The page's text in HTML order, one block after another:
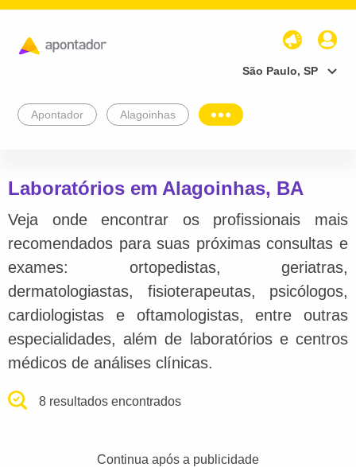
São Paulo, SP
Apontador Alagoinhas
Laboratórios em Alagoinhas, BA
Veja onde encontrar os profissionais mais
recomendados para suas próximas consultas e
exames: ortopedistas, geriatras,
dermatologiastas, fisioterapeutas, psicólogos,
cardiologistas e oftamologistas, entre outras
especialidades, além de laboratórios e centros
médicos de análises clínicas.
8 resultados encontrados
Continua após a publicidade